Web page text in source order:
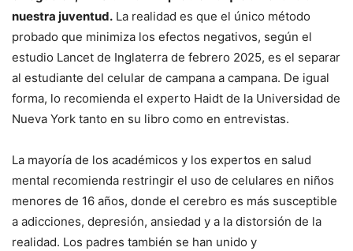
nuestra juventud. La realidad es que el único método
probado que minimiza los efectos negativos, según el
estudio Lancet de Inglaterra de febrero 2025, es el separar
al estudiante del celular de campana a campana. De igual
forma, lo recomienda el experto Haidt de la Universidad de
Nueva York tanto en su libro como en entrevistas.
La mayoría de los académicos y los expertos en salud
mental recomienda restringir el uso de celulares en niños
menores de 16 años, donde el cerebro es más susceptible
a adicciones, depresión, ansiedad y a la distorsión de la
realidad. Los padres también se han unido y